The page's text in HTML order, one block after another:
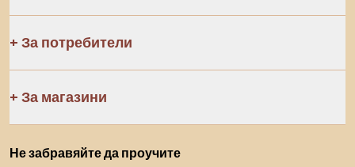
За потребители
За магазини
Не забравяйте да проучите